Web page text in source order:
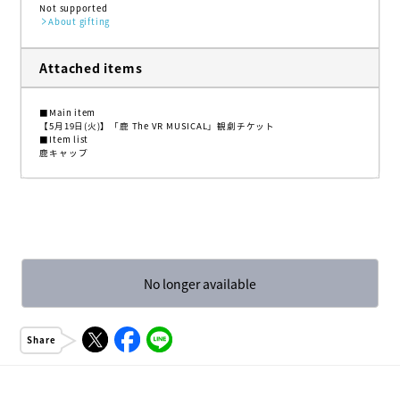
Not supported
About gifting
Attached items
■Main item
【5月19日(火)】「鹿 The VR MUSICAL」観劇チケット
■Item list
鹿キャップ
No longer available
Share